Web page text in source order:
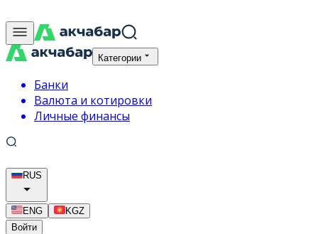
Категории
Банки
Валюта и котировки
Личные финансы
RUS
ENG
KGZ
Войти